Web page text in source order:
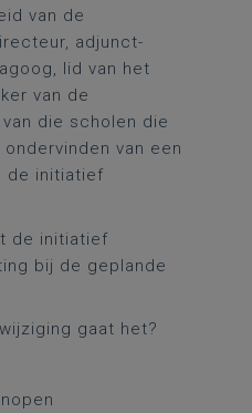
van de
adjunct-
lid van het
van de
die scholen die
van een
de initiatief
de initiatief
bij de geplande
gaat het?